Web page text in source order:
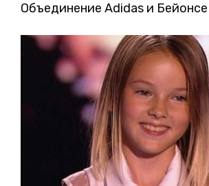
Объединение Adidas и Бейонсе